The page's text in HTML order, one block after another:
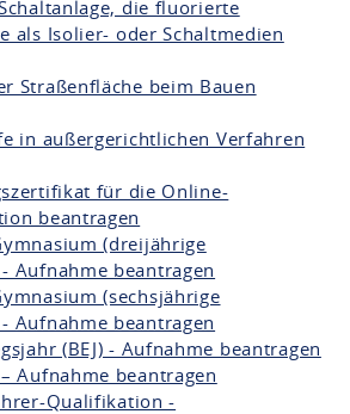
die fluorierte
als Isolier- oder Schaltmedien
Straßenfläche beim Bauen
in außergerichtlichen Verfahren
für die Online-
beantragen
(dreijährige
Aufnahme beantragen
(sechsjährige
Aufnahme beantragen
(BEJ) - Aufnahme beantragen
Aufnahme beantragen
Qualifikation -